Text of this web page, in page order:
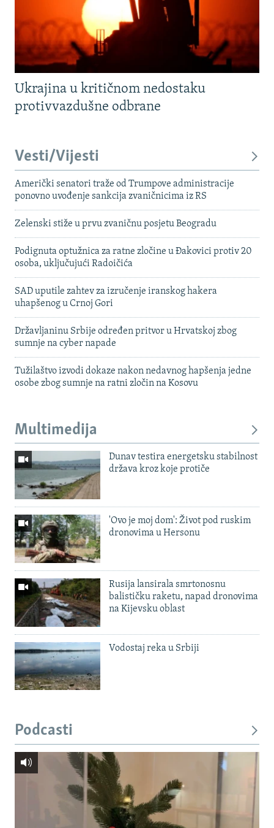
Ukrajina u kritičnom nedostaku
protivvazdušne odbrane
Vesti/Vijesti
Američki senatori traže od Trumpove administracije
ponovno uvođenje sankcija zvaničnicima iz RS
Zelenski stiže u prvu zvaničnu posjetu Beogradu
Podignuta optužnica za ratne zločine u Đakovici protiv 20
osoba, uključujući Radoičića
SAD uputile zahtev za izručenje iranskog hakera
uhapšenog u Crnoj Gori
Državljaninu Srbije određen pritvor u Hrvatskoj zbog
sumnje na cyber napade
Tužilaštvo izvodi dokaze nakon nedavnog hapšenja jedne
osobe zbog sumnje na ratni zločin na Kosovu
Multimedija
Dunav testira energetsku stabilnost
država kroz koje protiče
'Ovo je moj dom': Život pod ruskim
dronovima u Hersonu
Rusija lansirala smrtonosnu
balističku raketu, napad dronovima
na Kijevsku oblast
Vodostaj reka u Srbiji
Podcasti